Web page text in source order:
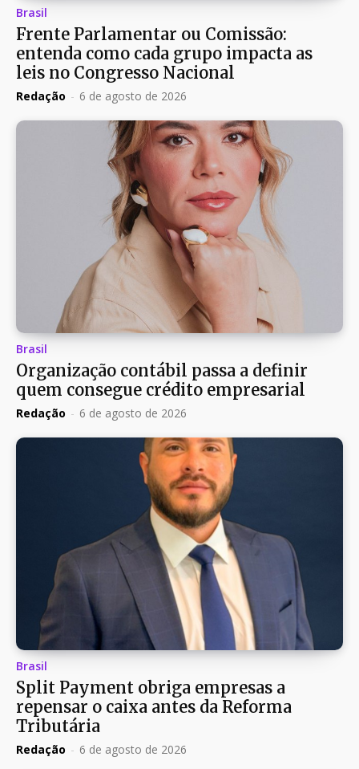
Brasil
Frente Parlamentar ou Comissão:
entenda como cada grupo impacta as
leis no Congresso Nacional
Redação - 6 de agosto de 2026
Brasil
Organização contábil passa a definir
quem consegue crédito empresarial
Redação - 6 de agosto de 2026
Brasil
Split Payment obriga empresas a
repensar o caixa antes da Reforma
Tributária
Redação - 6 de agosto de 2026